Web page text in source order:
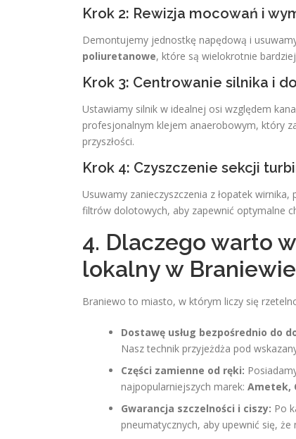
Krok 2: Rewizja mocowań i
Demontujemy jednostkę napędową i
poliuretanowe, które są wielokrotnie
Krok 3: Centrowanie silnika i
Ustawiamy silnik w idealnej osi względem
profesjonalnym klejem anaerobowym, który
przyszłości.
Krok 4: Czyszczenie sekcji
Usuwamy zanieczyszczenia z łopatek
filtrów dolotowych, aby zapewnić optymalne
4. Dlaczego warto
lokalny w
Braniewo to miasto, w którym liczy się
Dostawę usług bezpośrednio do
Nasz technik przyjeżdża pod
Części zamienne od ręki:
najpopularniejszych marek: Ametek,
Gwarancja szczelności i ciszy: Po
pneumatycznych, aby upewnić się, że